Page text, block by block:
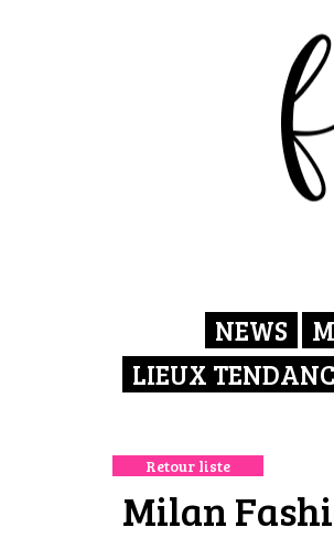
NEWS
LIEUX
Retour liste
Milan